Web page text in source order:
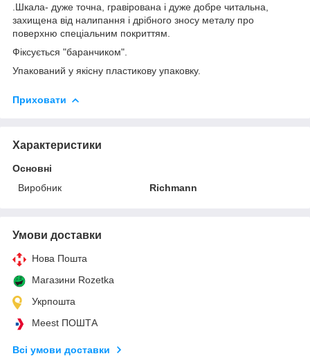
.Шкала- дуже точна, гравірована і дуже добре читальна,
захищена від налипання і дрібного зносу металу про
поверхню спеціальним покриттям.
Фіксується "баранчиком".
Упакований у якісну пластикову упаковку.
Приховати
Характеристики
Основні
Виробник
Richmann
Умови доставки
Нова Пошта
Магазини Rozetka
Укрпошта
Meest ПОШТА
Всі умови доставки